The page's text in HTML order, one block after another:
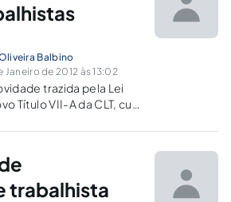
Balbino
de 2012 às 13:02
trazida pela Lei
Título VII-A da CLT, cuja
Licitações. Tudo leva a
inadimplência do
e acordos.
trabalhista